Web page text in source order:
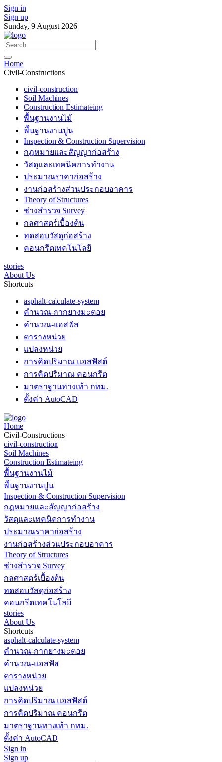
Sign in
Sign up
Sunday, 9 August 2026
Home
Civil-Constructions
civil-construction
Soil Machines
Construction Estimateing
พื้นฐานงานไม้
พื้นฐานงานปูน
Inspection & Construction Supervision
กฎหมายและสัญญาก่อสร้าง
วัสดุและเทคนิคการทำงาน
ประมาณราคาก่อสร้าง
งานก่อสร้างส่วนประกอบอาคาร
Theory of Structures
ช่างสำรวจ Survey
กลศาสตร์เบื้องต้น
ทดสอบวัสดุก่อสร้าง
คอนกรีตเทคโนโลยี
stories
About Us
Shortcuts
asphalt-calculate-system
คำนวณ-กากยางมะตอย
คำนวณ-แอสฟัส
ตารางหน่วย
แปลงหน่วย
การคิดปริมาณ แอสฟัสต์
การคิดปริมาณ คอนกรีต
มาตราฐานทางเท้า กทม.
ตั้งค่า AutoCAD
Home
Civil-Constructions
civil-construction
Soil Machines
Construction Estimateing
พื้นฐานงานไม้
พื้นฐานงานปูน
Inspection & Construction Supervision
กฎหมายและสัญญาก่อสร้าง
วัสดุและเทคนิคการทำงาน
ประมาณราคาก่อสร้าง
งานก่อสร้างส่วนประกอบอาคาร
Theory of Structures
ช่างสำรวจ Survey
กลศาสตร์เบื้องต้น
ทดสอบวัสดุก่อสร้าง
คอนกรีตเทคโนโลยี
stories
About Us
Shortcuts
asphalt-calculate-system
คำนวณ-กากยางมะตอย
คำนวณ-แอสฟัส
ตารางหน่วย
แปลงหน่วย
การคิดปริมาณ แอสฟัสต์
การคิดปริมาณ คอนกรีต
มาตราฐานทางเท้า กทม.
ตั้งค่า AutoCAD
Sign in
Sign up